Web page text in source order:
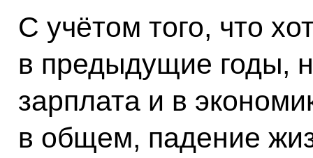
С учётом того, что
в предыдущие годы,
зарплата и в
в общем, падение